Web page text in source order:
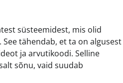
süsteemidest, mis olid
tähendab, et ta on algusest
ja arvutikoodi. Selline
sõnu, vaid suudab